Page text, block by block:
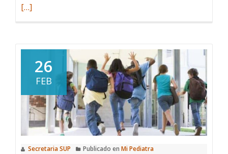
una
nueva
de
la
SUP
para
[…]
26
FEB
Secretaria SUP Publicado en Mi Pediatra